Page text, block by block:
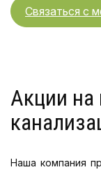
Связаться с
Акции на
Наша компания